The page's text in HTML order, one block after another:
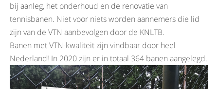
bij aanleg, het onderhoud en de renovatie van
tennisbanen. Niet voor niets worden aannemers die lid
zijn van de VTN aanbevolgen door de KNLTB.
Banen met VTN-kwaliteit zijn vindbaar door heel
Nederland! In 2020 zijn er in totaal 364 banen aangelegd.